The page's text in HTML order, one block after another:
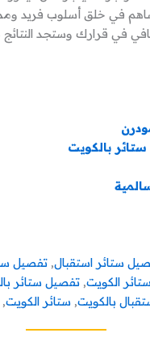
في خلق أسلوب فريد
في قرارك وستجد
بالكويت
ستائر استقبال, تفصيل
الكويت, تفصيل ستائر
بالكويت, ستائر الكويت,